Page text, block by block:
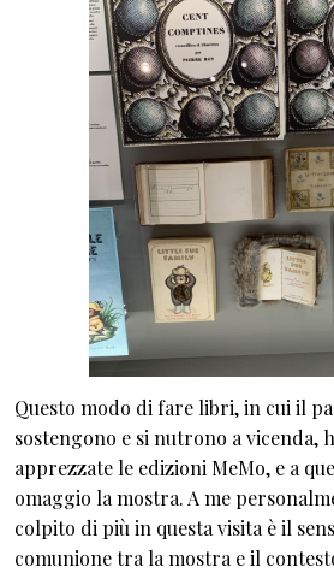
Questo modo di fare libri, in cui il
sostengono e si nutrono a vicenda,
apprezzate le edizioni MeMo, e a
omaggio la mostra. A me
colpito di più in questa visita è il
comunione tra la mostra e il